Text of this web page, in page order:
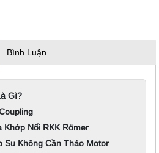
Bình Luận
Gì?
Nối RKK Römer
Su Không Cần Tháo Motor